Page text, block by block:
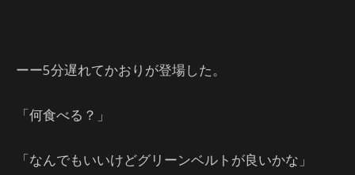
ーー5分遅れてかおりが登場した。
「何食べる？」
「なんでもいいけどグリーンベルトが良いかな」